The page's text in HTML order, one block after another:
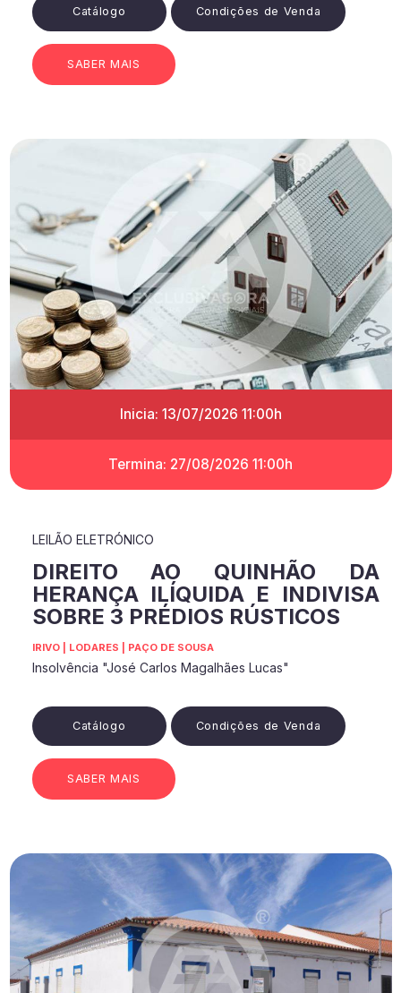
Catálogo Condições de Venda
SABER MAIS
Inicia: 13/07/2026 11:00h
Termina: 27/08/2026 11:00h
LEILÃO ELETRÓNICO
DIREITO AO QUINHÃO DA
HERANÇA ILÍQUIDA E INDIVISA
SOBRE 3 PRÉDIOS RÚSTICOS
IRIVO | LODARES | PAÇO DE SOUSA
Insolvência "José Carlos Magalhães Lucas"
Catálogo Condições de Venda
SABER MAIS